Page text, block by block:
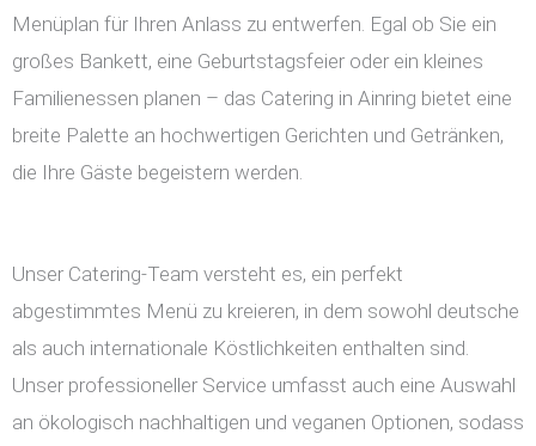
Menüplan für Ihren Anlass zu entwerfen. Egal ob Sie ein
großes Bankett, eine Geburtstagsfeier oder ein kleines
Familienessen planen – das Catering in Ainring bietet eine
breite Palette an hochwertigen Gerichten und Getränken,
die Ihre Gäste begeistern werden.
Unser Catering-Team versteht es, ein perfekt
abgestimmtes Menü zu kreieren, in dem sowohl deutsche
als auch internationale Köstlichkeiten enthalten sind.
Unser professioneller Service umfasst auch eine Auswahl
an ökologisch nachhaltigen und veganen Optionen, sodass